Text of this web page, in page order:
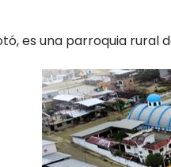
es una parroquia rural